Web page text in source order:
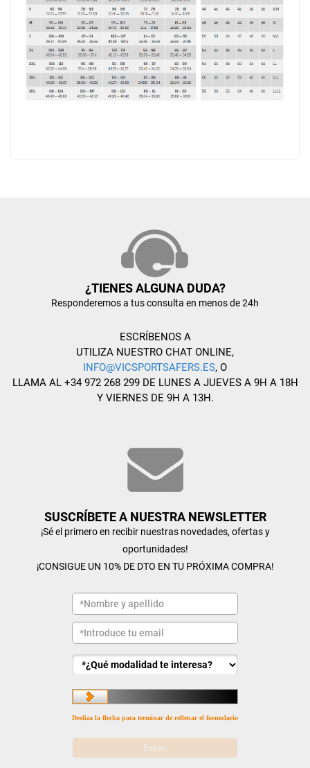
¿TIENES ALGUNA DUDA?
Responderemos a tus consulta en menos de 24h
ESCRÍBENOS A
UTILIZA NUESTRO CHAT ONLINE,
INFO@VICSPORTSAFERS.ES, O
LLAMA AL +34 972 268 299 DE LUNES A JUEVES A 9H A 18H
Y VIERNES DE 9H A 13H.
SUSCRÍBETE A NUESTRA NEWSLETTER
¡Sé el primero en recibir nuestras novedades, ofertas y
oportunidades!
¡CONSIGUE UN 10% DE DTO EN TU PRÓXIMA COMPRA!
Desliza la flecha para terminar de rellenar el formulario